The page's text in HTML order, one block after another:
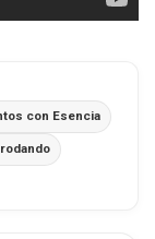
con Esencia